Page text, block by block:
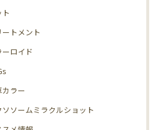
ートメント
ーロイド
カラー
ソソームミラクルショット